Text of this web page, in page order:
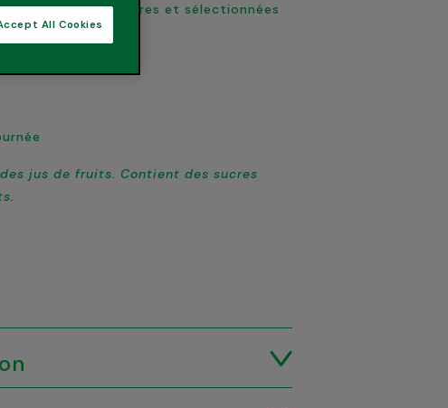
bien mûres et sélectionnées
jus de fruits. Contient des sucres
All Cookies